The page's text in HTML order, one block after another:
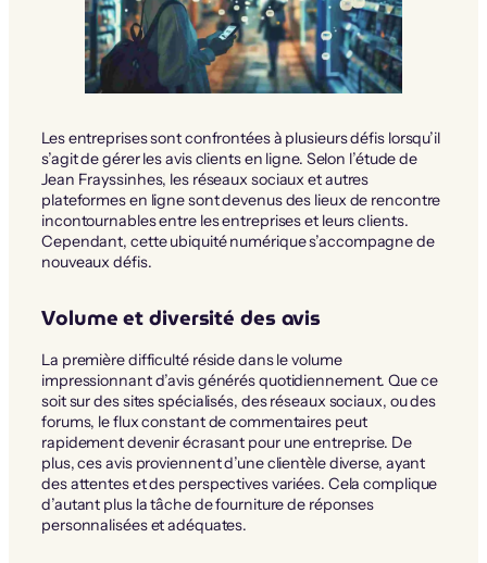
Les entreprises sont confrontées à plusieurs défis lorsqu’il
s’agit de gérer les avis clients en ligne. Selon l’étude de
Jean Frayssinhes, les réseaux sociaux et autres
plateformes en ligne sont devenus des lieux de rencontre
incontournables entre les entreprises et leurs clients.
Cependant, cette ubiquité numérique s’accompagne de
nouveaux défis.
Volume et diversité des avis
La première difficulté réside dans le volume
impressionnant d’avis générés quotidiennement. Que ce
soit sur des sites spécialisés, des réseaux sociaux, ou des
forums, le flux constant de commentaires peut
rapidement devenir écrasant pour une entreprise. De
plus, ces avis proviennent d’une clientèle diverse, ayant
des attentes et des perspectives variées. Cela complique
d’autant plus la tâche de fourniture de réponses
personnalisées et adéquates.